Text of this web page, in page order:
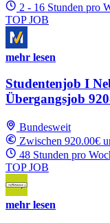
2 - 16 Stunden pro
TOP JOB
mehr lesen
Studentenjob I
Übergangsjob
Bundesweit
Zwischen 920.00€
48 Stunden pro
TOP JOB
mehr lesen